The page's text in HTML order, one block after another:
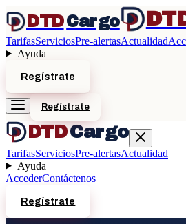
DTDCargo
TarifasServiciosPre-alertasActualidad
Ayuda
Regístrate
Regístrate
DTDCargo
TarifasServiciosPre-alertasActualidad
Ayuda
AccederContáctenos
Regístrate